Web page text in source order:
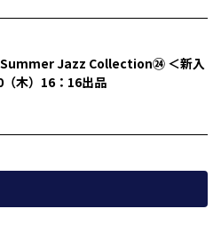
Summer Jazz Collection㉔ ＜新入
木）16：16出品